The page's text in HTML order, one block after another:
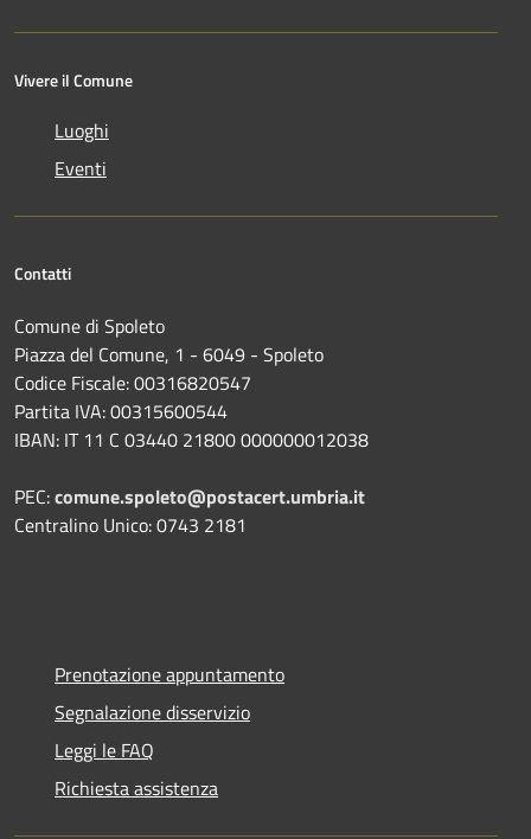
Vivere il Comune
Luoghi
Eventi
Contatti
Comune di Spoleto
Piazza del Comune, 1 - 6049 - Spoleto
Codice Fiscale: 00316820547
Partita IVA: 00315600544
IBAN: IT 11 C 03440 21800 000000012038
PEC:comune.spoleto@postacert.umbria.it
Centralino Unico: 0743 2181
Prenotazione appuntamento
Segnalazione disservizio
Leggi le FAQ
Richiesta assistenza